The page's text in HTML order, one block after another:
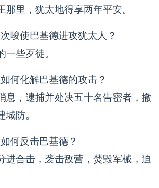
那里，犹太地得享两年平安。
唆使巴基德进攻犹太人？
一些歹徒。
何化解巴基德的攻击？
息，逮捕并处决五十名告密者，撤
城防。
何反击巴基德？
进合击，袭击敌营，焚毁军械，迫